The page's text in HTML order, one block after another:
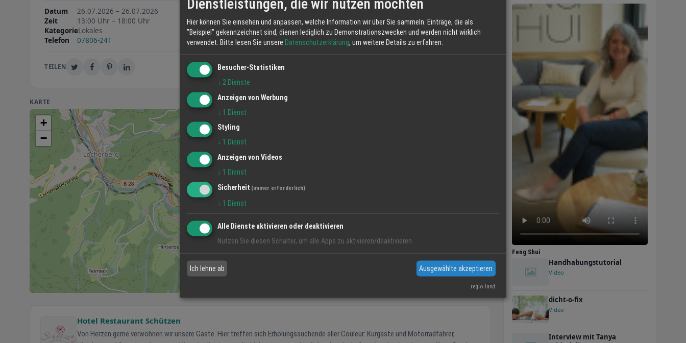
Datum
26.07.2026 – 26.07.2026
Zeit
13:00 Uhr – 18:00 Uhr
KategorieLokales
Telefon
07806-241
Name
Hotel Restaurant Schützen
Strasse
Renchtalstr. 21
Ort
77740 Bad Peterstal
TEILEN
KARTE
+
−
OpenStreetMap
Hotel Restaurant Schützen
Von Herzen gerne verwöhnen wir unsere Gäste. Hier treffen sich Erholungssuchende aller Couleur: Kurgäste und Motorradfahrer,
Feng Shui
Handhabungstutorial
Video
dicht-o-fix
Video
Interview mit Tanya
Dienstleistungen, die wir nutzen möchten
Hier können Sie einsehen und anpassen, welche Information wir über Sie sammeln. Einträge, die als
"Beispiel" gekennzeichnet sind, dienen lediglich zu Demonstrationszwecken und werden nicht wirklich
verwendet. Bitte lesen Sie unsere Datenschutzerklärung, um weitere Details zu erfahren.
Besucher-Statistiken
↓ 2 Dienste
Anzeigen von Werbung
↓ 1 Dienst
Styling
↓ 1 Dienst
Anzeigen von Videos
↓ 1 Dienst
Sicherheit (immer erforderlich)
↓ 1 Dienst
Alle Dienste aktivieren oder deaktivieren
Nutzen Sie diesen Schalter, um alle Apps zu aktivieren/deaktivieren.
Ich lehne ab Ausgewählte akzeptieren
regio.land